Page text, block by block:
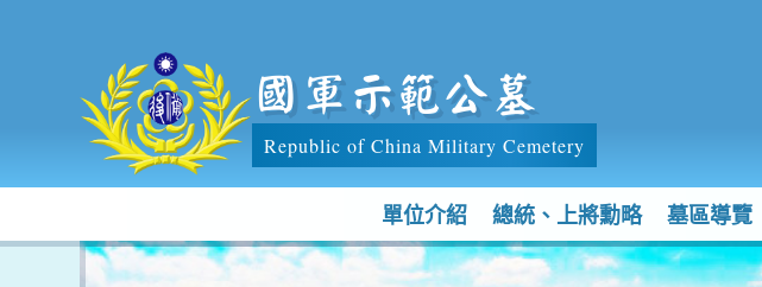
國軍示範公墓
Republic of China Military Cemetery
單位介紹 總統、上將勳略 墓區導覽